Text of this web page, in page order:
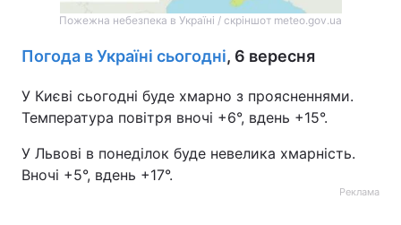
Пожежна небезпека в Україні / скріншот meteo.gov.ua
Погода в Україні сьогодні, 6 вересня
У Києві сьогодні буде хмарно з проясненнями.
Температура повітря вночі +6°, вдень +15°.
У Львові в понеділок буде невелика хмарність.
Вночі +5°, вдень +17°.
Реклама